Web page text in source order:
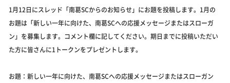
1月12日にスレッド「南葛SCからのお知らせ」にお題を投稿します。1月の
お題は「新しい一年に向けた、南葛SCへの応援メッセージまたはスローガ
ン」を募集します。コメント欄に記してください。期日までに投稿いただい
た方に皆さんに1トークンをプレゼントします。
お題：新しい一年に向けた、南葛SCへの応援メッセージまたはスローガン